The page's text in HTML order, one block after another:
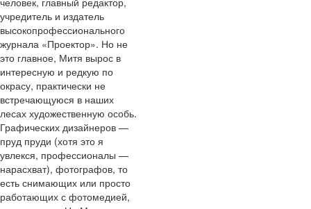
учредитель и издатель
высокопрофессионального
журнала «Проектор». Но не
это главное, Митя вырос в
интересную и редкую по
окрасу, практически не
встречающуюся в наших
лесах художественную особь.
Графических дизайнеров —
пруд пруди (хотя это я
увлекся, профессионалы —
нарасхват), фотографов, то
есть снимающих или просто
работающих с фотомедией,